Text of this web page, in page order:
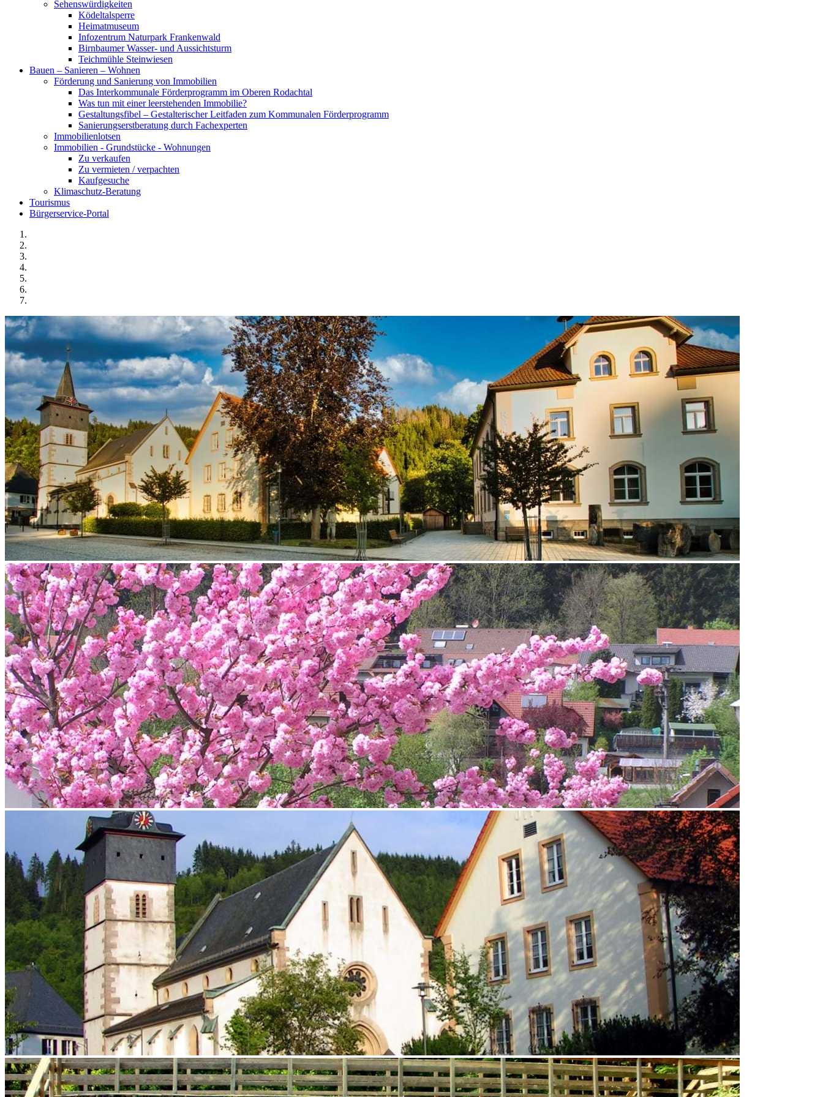
Sehenswürdigkeiten
Ködeltalsperre
Heimatmuseum
Infozentrum Naturpark Frankenwald
Birnbaumer Wasser- und Aussichtsturm
Teichmühle Steinwiesen
Bauen – Sanieren – Wohnen
Förderung und Sanierung von Immobilien
Das Interkommunale Förderprogramm im Oberen Rodachtal
Was tun mit einer leerstehenden Immobilie?
Gestaltungsfibel – Gestalterischer Leitfaden zum Kommunalen Förderprogramm
Sanierungserstberatung durch Fachexperten
Immobilienlotsen
Immobilien - Grundstücke - Wohnungen
Zu verkaufen
Zu vermieten / verpachten
Kaufgesuche
Klimaschutz-Beratung
Tourismus
Bürgerservice-Portal